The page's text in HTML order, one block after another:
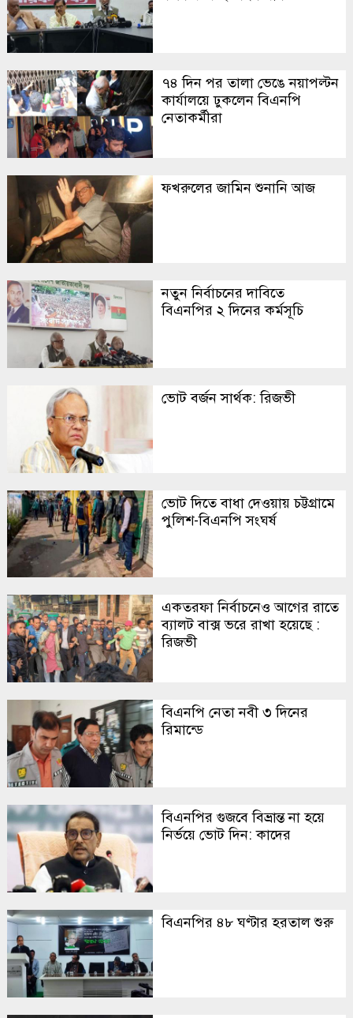
৭৪ দিন পর তালা ভেঙে নয়াপল্টন
কার্যালয়ে ঢুকলেন বিএনপি
নেতাকর্মীরা
ফখরুলের জামিন শুনানি আজ
নতুন নির্বাচনের দাবিতে
বিএনপির ২ দিনের কর্মসূচি
ভোট বর্জন সার্থক: রিজভী
ভোট দিতে বাধা দেওয়ায় চট্টগ্রামে
পুলিশ-বিএনপি সংঘর্ষ
একতরফা নির্বাচনেও আগের রাতে
ব্যালট বাক্স ভরে রাখা হয়েছে :
রিজভী
বিএনপি নেতা নবী ৩ দিনের
রিমান্ডে
বিএনপির গুজবে বিভ্রান্ত না হয়ে
নির্ভয়ে ভোট দিন: কাদের
বিএনপির ৪৮ ঘণ্টার হরতাল শুরু